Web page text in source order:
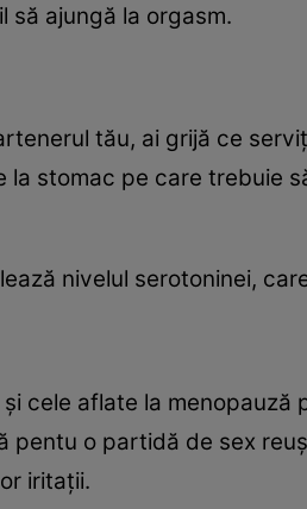
să ajungă la orgasm.
tău, ai grijă ce
stomac pe care trebuie
nivelul serotoninei,
cele aflate la
pentu o partidă de sex
iritaţii.